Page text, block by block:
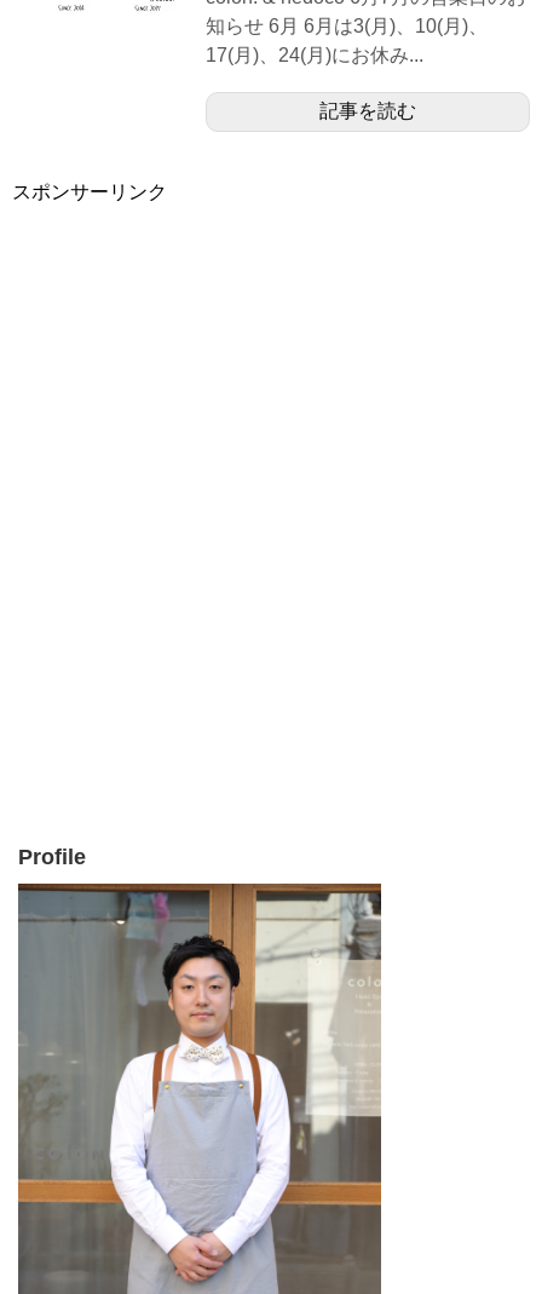
知らせ 6月 6月は3(月)、10(月)、
17(月)、24(月)にお休み...
記事を読む
スポンサーリンク
Profile